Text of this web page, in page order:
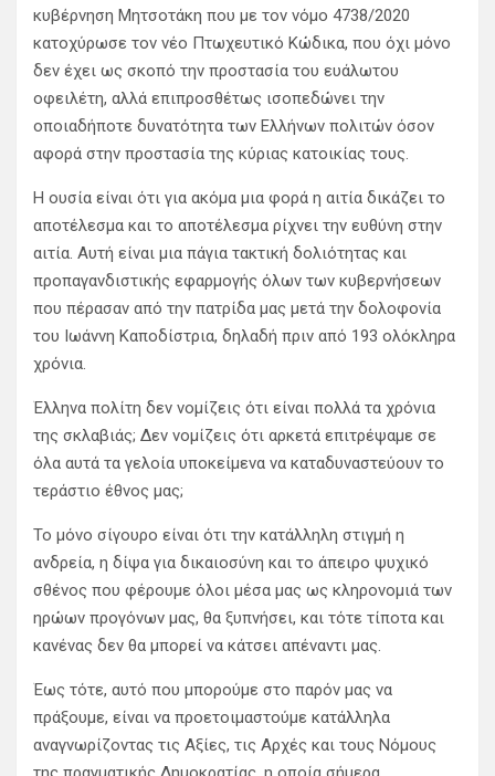
κυβέρνηση Μητσοτάκη που με τον νόμο 4738/2020
κατοχύρωσε τον νέο Πτωχευτικό Κώδικα, που όχι μόνο
δεν έχει ως σκοπό την προστασία του ευάλωτου
οφειλέτη, αλλά επιπροσθέτως ισοπεδώνει την
οποιαδήποτε δυνατότητα των Ελλήνων πολιτών όσον
αφορά στην προστασία της κύριας κατοικίας τους.
Η ουσία είναι ότι για ακόμα μια φορά η αιτία δικάζει το
αποτέλεσμα και το αποτέλεσμα ρίχνει την ευθύνη στην
αιτία. Αυτή είναι μια πάγια τακτική δολιότητας και
προπαγανδιστικής εφαρμογής όλων των κυβερνήσεων
που πέρασαν από την πατρίδα μας μετά την δολοφονία
του Ιωάννη Καποδίστρια, δηλαδή πριν από 193 ολόκληρα
χρόνια.
Έλληνα πολίτη δεν νομίζεις ότι είναι πολλά τα χρόνια
της σκλαβιάς; Δεν νομίζεις ότι αρκετά επιτρέψαμε σε
όλα αυτά τα γελοία υποκείμενα να καταδυναστεύουν το
τεράστιο έθνος μας;
Το μόνο σίγουρο είναι ότι την κατάλληλη στιγμή η
ανδρεία, η δίψα για δικαιοσύνη και το άπειρο ψυχικό
σθένος που φέρουμε όλοι μέσα μας ως κληρονομιά των
ηρώων προγόνων μας, θα ξυπνήσει, και τότε τίποτα και
κανένας δεν θα μπορεί να κάτσει απέναντι μας.
Έως τότε, αυτό που μπορούμε στο παρόν μας να
πράξουμε, είναι να προετοιμαστούμε κατάλληλα
αναγνωρίζοντας τις Αξίες, τις Αρχές και τους Νόμους